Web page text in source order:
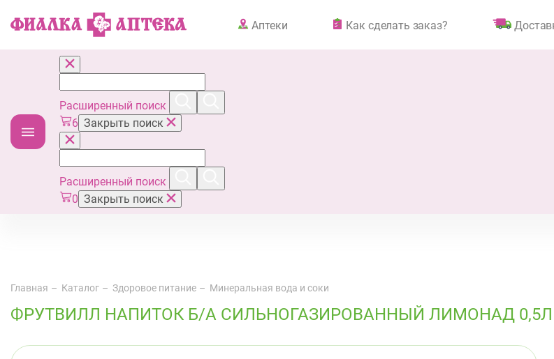
Аптеки Как сделать заказ?
Расширенный поиск
6 Закрыть поиск
Расширенный поиск
0 Закрыть поиск
Главная Каталог Здоровое питание Минеральная вода и соки
ФРУТВИЛЛ НАПИТОК Б/А СИЛЬНОГАЗИРОВАННЫЙ ЛИМОНАД 0,5Л